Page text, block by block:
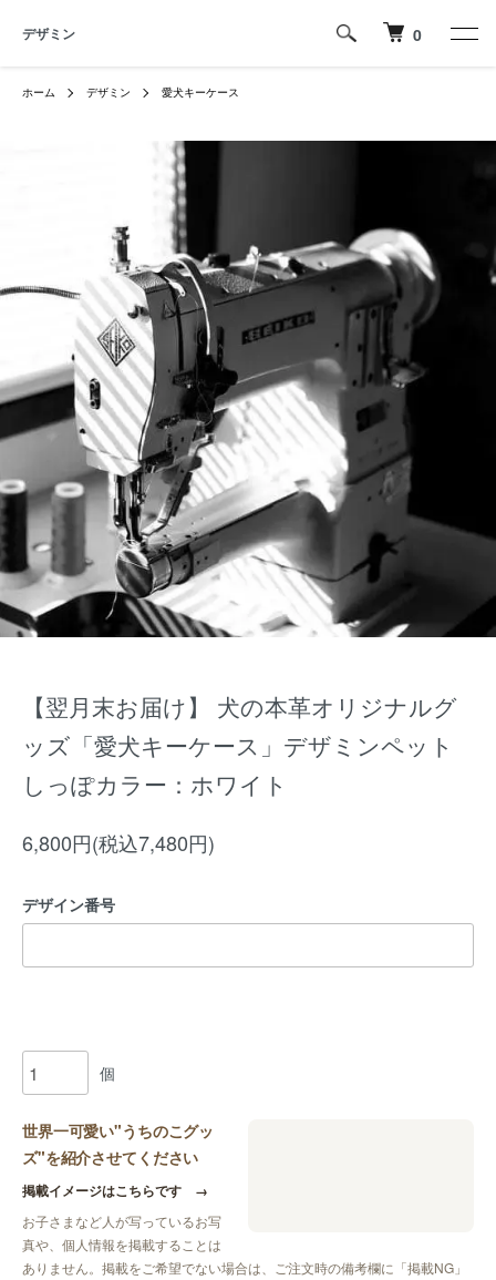
デザミン 0
ホーム デザミン 愛犬キーケース
【翌月末お届け】 犬の本革オリジナルグ
ッズ「愛犬キーケース」デザミンペット
しっぽカラー：ホワイト
6,800円(税込7,480円)
デザイン番号
個
世界一可愛い"うちのこグッ
ズ"を紹介させてください
掲載イメージはこちらです →
お子さまなど人が写っているお写
真や、個人情報を掲載することは
ありません。掲載をご希望でない場合は、ご注文時の備考欄に 「掲載NG」